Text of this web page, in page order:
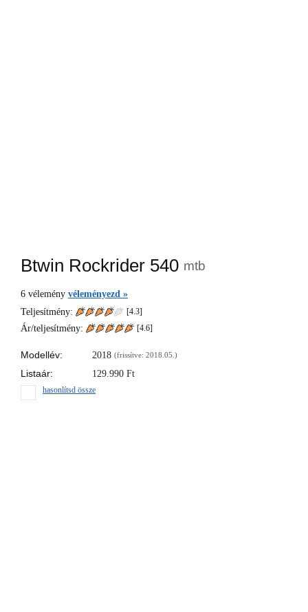
Btwin Rockrider 540 mtb
6 vélemény véleményezd »
Teljesítmény:
[4.3]
Ár/teljesítmény: [4.6]
Modellév: 2018 (frissítve: 2018.05.)
Listaár: 129.990 Ft
hasonlítsd össze